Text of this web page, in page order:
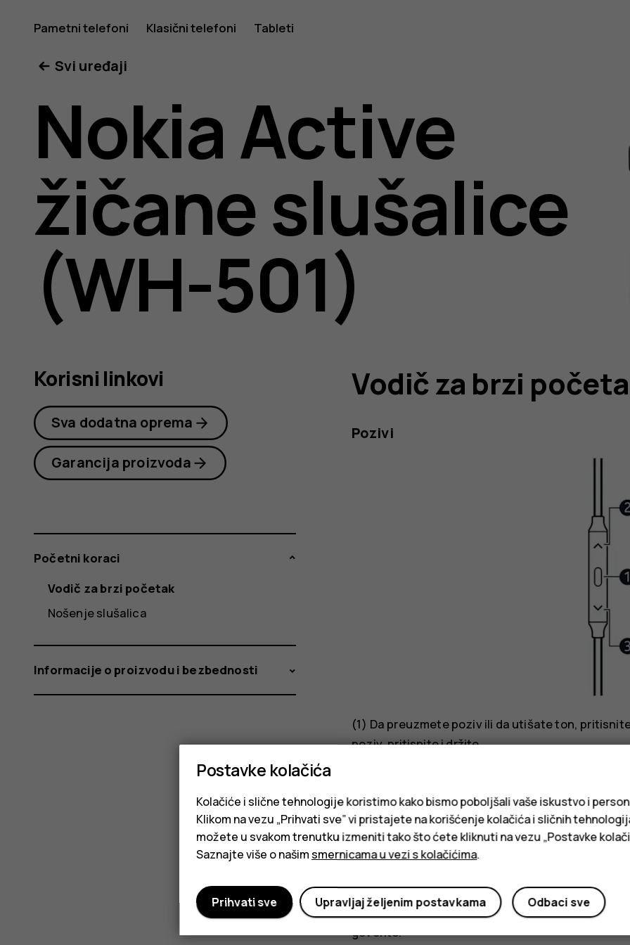
Nokia
active
wired
earphones
user
guide
Pametni telefoni Klasični telefoni Tableti
Svi uređaji
Nokia Active
žičane slušalice
(WH-501)
Vodič za brzi
Pozivi
(1) Da preuzmete poziv ili da utišate ton,
poziv, pritisnite i držite.
(1) Prvo, pokrenite aplikaciju za muziku na
Da pređete na sledeću numeru, pritisnite
(1) Pritisnite i držite pritisnutim sve dok se ne
govorite.
Korisni linkovi
Sva dodatna oprema
Garancija proizvoda
Početni koraci
Vodič za brzi početak
Nošenje slušalica
Informacije o proizvodu i bezbednosti
Postavke kolačića
Kolačiće i slične tehnologije koristimo kako bismo poboljšali vaše iskustvo i
Klikom na vezu „Prihvati sve” vi pristajete na korišćenje kolačića i sličnih
možete u svakom trenutku izmeniti tako što ćete kliknuti na vezu „Postavke
Saznajte više o našimsmernicama u vezi s kolačićima.
Odbaci sve
Upravljaj željenim postavkama
Prihvati sve